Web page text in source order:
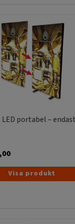
varianter.
De
olika
alternativen
kan
väljas
på
LED portabel –
Den
här
Visa produkt